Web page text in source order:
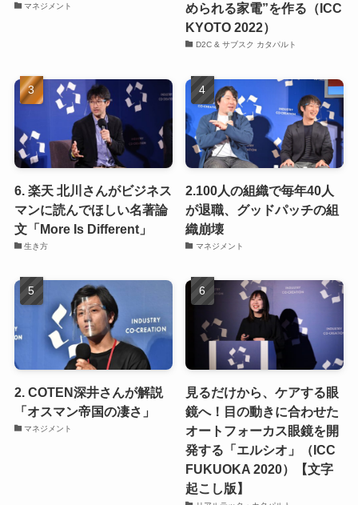
マネジメント
められる家電”を作る（ICC
KYOTO 2022）
D2C & サブスク カタパルト
6. 楽天 北川さんがビジネス
マンに読んでほしい名著論
文「More Is Different」
生き方
2.100人の組織で毎年40人
が退職、グッドパッチの組
織崩壊
マネジメント
2. COTEN深井さんが解説
「オスマン帝国の凄さ」
マネジメント
見るだけから、ケアする眼
鏡へ！目の動きに合わせた
オートフォーカス眼鏡を開
発する「エルシオ」（ICC
FUKUOKA 2020）【文字
起こし版】